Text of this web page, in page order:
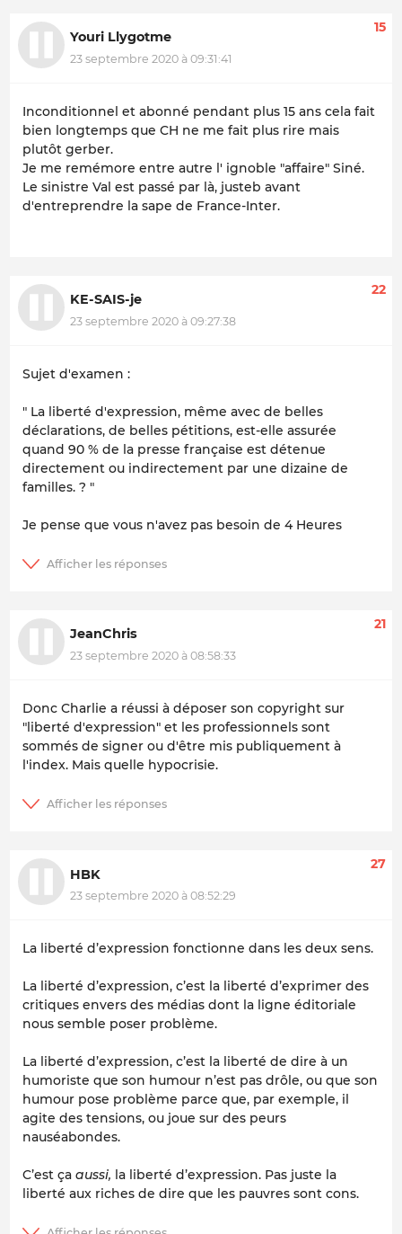
Youri Llygotme
23 septembre 2020 à 09:31:41
15
Inconditionnel et abonné pendant plus 15 ans cela fait
bien longtemps que CH ne me fait plus rire mais
plutôt gerber.
Je me remémore entre autre l' ignoble "affaire" Siné.
Le sinistre Val est passé par là, justeb avant
d'entreprendre la sape de France-Inter.
KE-SAIS-je
23 septembre 2020 à 09:27:38
22
Sujet d'examen :
" La liberté d'expression, même avec de belles
déclarations, de belles pétitions, est-elle assurée
quand 90 % de la presse française est détenue
directement ou indirectement par une dizaine de
familles. ? "
Je pense que vous n'avez pas besoin de 4 Heures
JeanChris
23 septembre 2020 à 08:58:33
21
Donc Charlie a réussi à déposer son copyright sur
"liberté d'expression" et les professionnels sont
sommés de signer ou d'être mis publiquement à
l'index. Mais quelle hypocrisie.
HBK
23 septembre 2020 à 08:52:29
27
La liberté d’expression fonctionne dans les deux sens.
La liberté d’expression, c’est la liberté d’exprimer des
critiques envers des médias dont la ligne éditoriale
nous semble poser problème.
La liberté d’expression, c’est la liberté de dire à un
humoriste que son humour n’est pas drôle, ou que son
humour pose problème parce que, par exemple, il
agite des tensions, ou joue sur des peurs
nauséabondes.
C’est ça aussi, la liberté d’expression. Pas juste la
liberté aux riches de dire que les pauvres sont cons.